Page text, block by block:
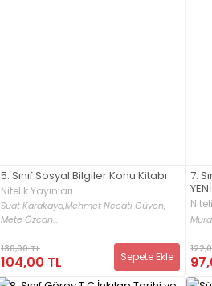
5. Sınıf Sosyal Bilgiler Konu Kitabı
Nitelik Yayınları
Suat Karakaya,Mehmet Necati Güven,
Mete Özcan...
130,00 TL
104,00 TL Sepete Ekle
7.
YENİ